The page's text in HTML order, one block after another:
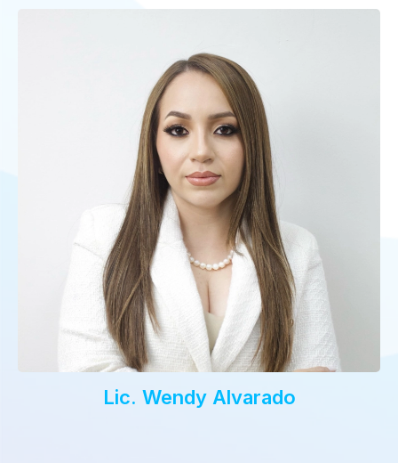
Lic. Wendy Alvarado